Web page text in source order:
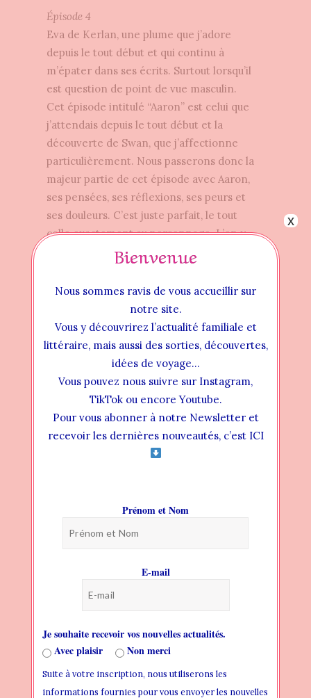
Épisode 4
Eva de Kerlan, une plume que j’adore
depuis le tout début et qui continu à
m’épater dans ses écrits. Surtout lorsqu’il
est question de point de vue masculin.
Cet épisode intitulé “Aaron” est celui que
j’attendais depuis le tout début et la
découverte de Swan, que j’affectionne
particulièrement. Nous passerons donc la
majeur partie de cet épisode avec Aaron,
ses pensées, ses réflexions, ses peurs et
ses douleurs. C’est juste parfait, le tout
colle exactement au personnage. L’on y
croisera aussi sa vision des choses et
Celui-ci écrit par David Tavityan et
intitulé “Park”, a été l’un des plus
révélateurs. Park est, depuis son
apparition, un personnage impénétrable
et tellement atypique, que ma curiosité
ne pouvait qu’être piqué par son air froid
et fermé. Et j’ai aimé découvrir le
personnage, le vrai, celui caché derrière
il devient vite un incontournable de ce
récit, celui qui finalement à le plus de clés
Bienvenue
Nous sommes ravis de vous accueillir sur
notre site.
Vous y découvrirez l’actualité familiale et
littéraire, mais aussi des sorties, découvertes,
idées de voyage…
Vous pouvez nous suivre sur Instagram,
TikTok ou encore Youtube.
Pour vous abonner à notre Newsletter et
recevoir les dernières nouveautés, c’est ICI
Prénom et Nom
E-mail
Je souhaite recevoir vos nouvelles actualités.
Avec plaisir
Non merci
Suite à votre inscription, nous utiliserons les
informations fournies pour vous envoyer les nouvelles
x